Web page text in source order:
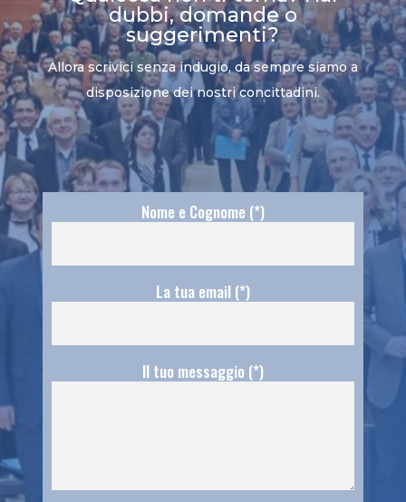
dubbi, domande o
suggerimenti?
Allora scrivici senza indugio, da sempre siamo a
disposizione dei nostri concittadini.
Nome e Cognome (*)
La tua email (*)
Il tuo messaggio (*)